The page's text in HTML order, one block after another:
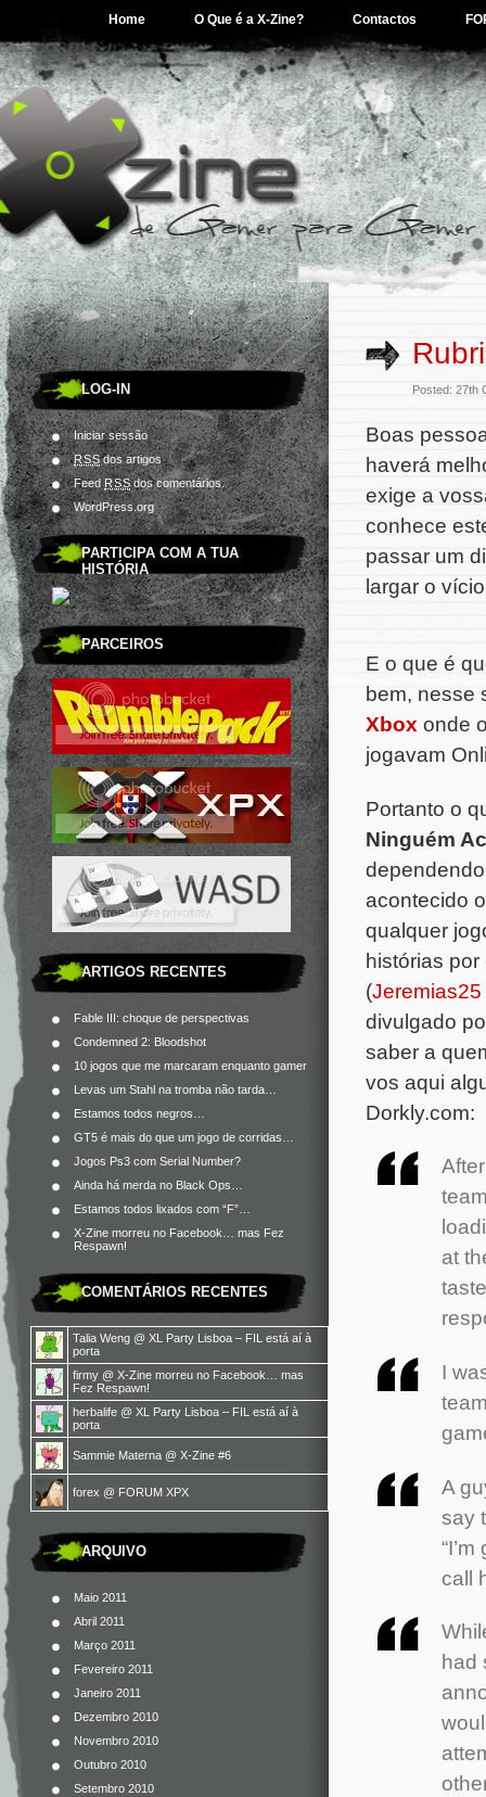
Home O Que é a X-Zine? Contactos
LOG-IN
Iniciar sessão
RSSdos artigos
FeedRSSdos comentários.
WordPress.org
PARTICIPA COM A TUA
HISTÓRIA
PARCEIROS
ARTIGOS RECENTES
Fable III: choque de perspectivas
Condemned 2: Bloodshot
10 jogos que me marcaram enquanto gamer
Levas um Stahl na tromba não tarda…
Estamos todos negros…
GT5 é mais do que um jogo de corridas…
Jogos Ps3 com Serial Number?
Ainda há merda no Black Ops…
Estamos todos lixados com “F”…
X-Zine morreu no Facebook… mas Fez
Respawn!
COMENTÁRIOS RECENTES
Talia Weng @ XL Party Lisboa – FIL está aí à
porta
firmy @ X-Zine morreu no Facebook… mas
Fez Respawn!
herbalife @ XL Party Lisboa – FIL está aí à
porta
Sammie Materna @ X-Zine #6
forex @ FORUM XPX
ARQUIVO
Maio 2011
Abril 2011
Março 2011
Fevereiro 2011
Janeiro 2011
Dezembro 2010
Novembro 2010
Outubro 2010
Setembro 2010
Posted: 27th
Boas
haverá
exige a
conhece
passar um
largar o
E o que é
bem, nesse
Xbox onde
jogavam
Portanto o
Ninguém
acontecido
qualquer
histórias
(
divulgado
saber a
vos aqui
Dorkly.com:
at
I
A
say
call
had